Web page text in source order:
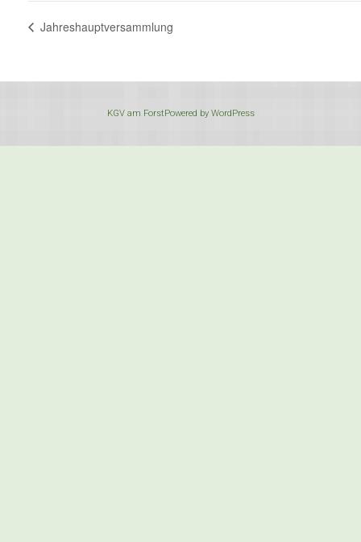
Jahreshauptversammlung
KGV am ForstPowered by WordPress